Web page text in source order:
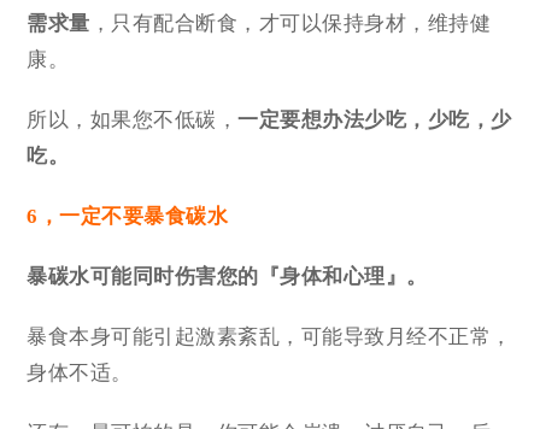
需求量 ，只有配合断食，才可以保持身材，维持健
康。
所以，如果您不低碳，一定要想办法少吃，少吃，少
吃。
6，一定不要暴食碳水
暴碳水可能同时伤害您的『身体和心理』。
暴食本身可能引起激素紊乱，可能导致月经不正常，
身体不适。